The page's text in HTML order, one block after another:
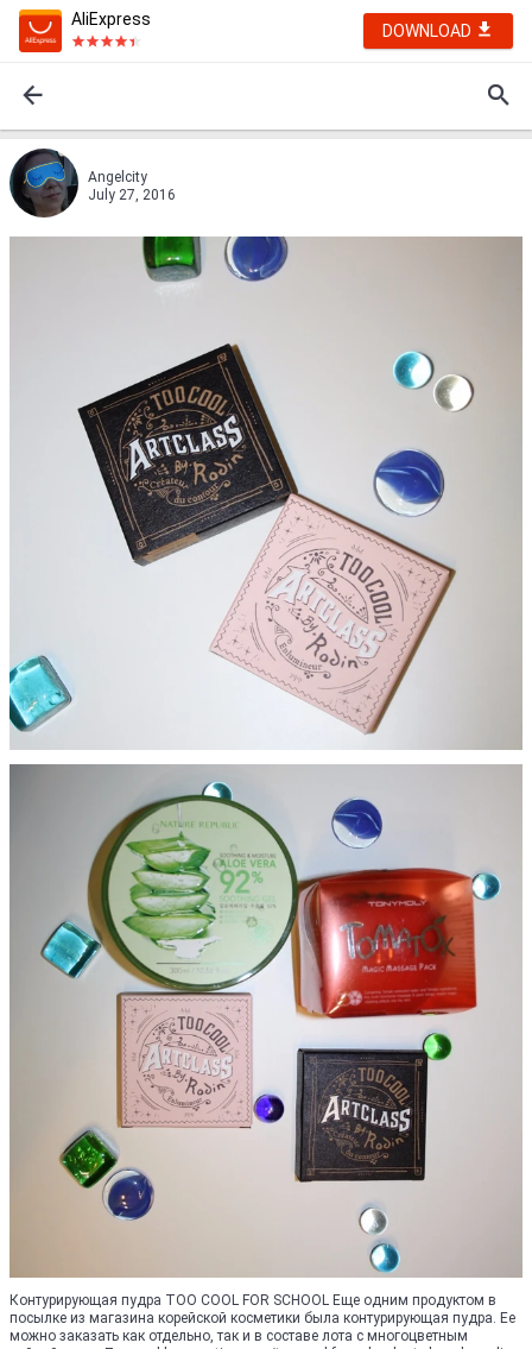
AliExpress
DOWNLOAD
Angelcity
July 27, 2016
Контурирующая пудра TOO COOL FOR SCHOOL Еще одним продуктом в
посылке из магазина корейской косметики была контурирующая пудра. Ее
можно заказать как отдельно, так и в составе лота с многоцветным